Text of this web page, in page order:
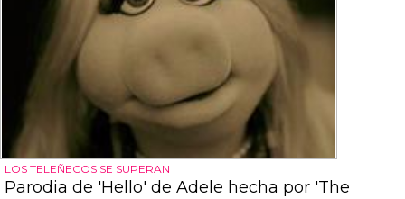
LOS TELEÑECOS SE SUPERAN
Parodia de 'Hello' de Adele hecha por 'The